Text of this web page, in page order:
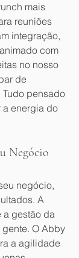
mais
reuniões
integração,
com
no nosso
de
pensado
a energia do
Negócio
negócio,
A
a gestão da
gente. O Abby
a agilidade